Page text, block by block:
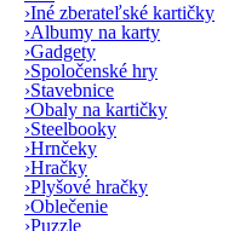
›Iné zberateľské kartičky
›Albumy na karty
›Gadgety
›Spoločenské hry
›Stavebnice
›Obaly na kartičky
›Steelbooky
›Hrnčeky
›Hračky
›Plyšové hračky
›Oblečenie
›Puzzle